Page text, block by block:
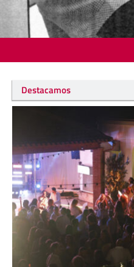
Destacamos